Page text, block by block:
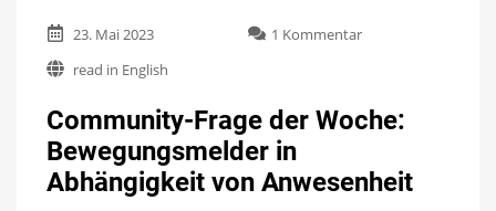
23. Mai 2023 1 Kommentarzu
Woche:
Abhängigkeit
read in English
Community-Frage der Woche:
Bewegungsmelder in
Abhängigkeit von Anwesenheit